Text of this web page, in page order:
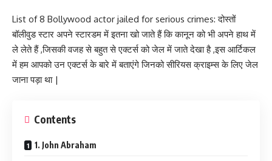
List of 8 Bollywood actor jailed for serious crimes: दोस्तों
बॉलीवुड स्टार अपने स्टारडम में इतना खो जाते हैं कि कानून को भी अपने हाथ में
ले लेते हैं ,जिसकी वजह से बहुत से एक्टर्स को जेल में जाते देखा है ,इस आर्टिकल
में हम आपको उन एक्टर्स के बारे में बताएंगे जिनको सीरियस क्राइम्स के लिए जेल
जाना पड़ा था |
Contents
1. John Abraham